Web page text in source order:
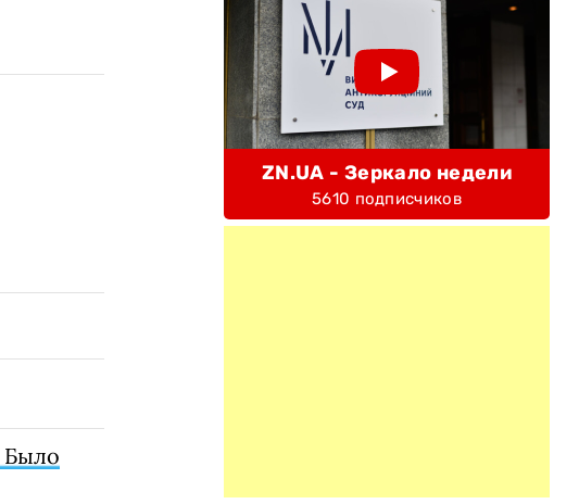
Было
ZN.UA - Зеркало недели
5610 подписчиков